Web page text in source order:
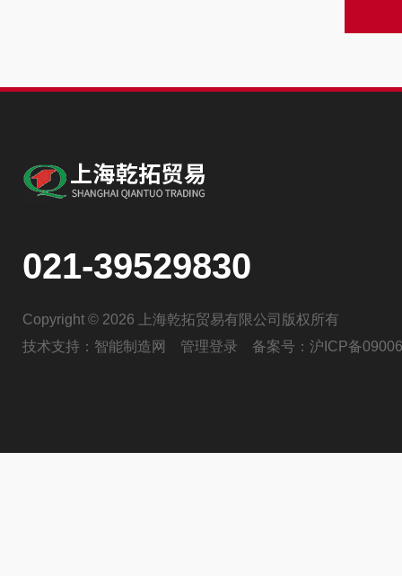
021-39529830
Copyright © 2026 上海乾拓贸易有限公司版权所有
技术支持： 智能制造网 管理登录 备案号： 沪ICP备